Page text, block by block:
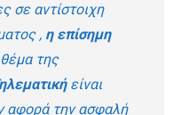
σε αντίστοιχη
, η επίσημη
της
είναι
αφορά την ασφαλή